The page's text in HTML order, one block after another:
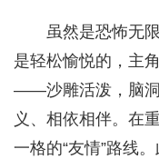
虽然是恐怖无
是轻松愉悦的，主
——沙雕活泼，脑洞
义、相依相伴。在
一格的“友情”路线